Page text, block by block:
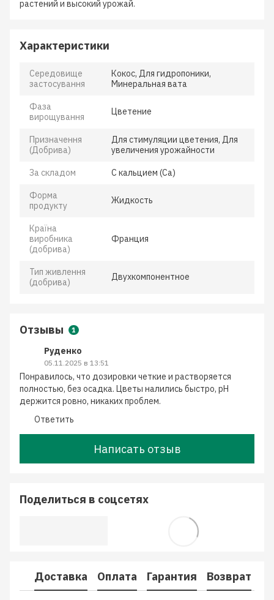
растений и высокий урожай.
Характеристики
Середовище
застосування
Кокос, Для гидропоники,
Минеральная вата
Фаза
вирощування
Цветение
Призначення
(Добрива)
Для стимуляции цветения, Для
увеличения урожайности
За складом С кальцием (Ca)
Форма
продукту
Жидкость
Країна
виробника
(добрива)
Франция
Тип живлення
(добрива)
Двухкомпонентное
Отзывы 1
Руденко
05.11.2025 в 13:51
Понравилось, что дозировки четкие и растворяется
полностью, без осадка. Цветы налились быстро, pH
держится ровно, никаких проблем.
Ответить
Написать отзыв
Поделиться в соцсетях
Доставка Оплата Гарантия Возврат